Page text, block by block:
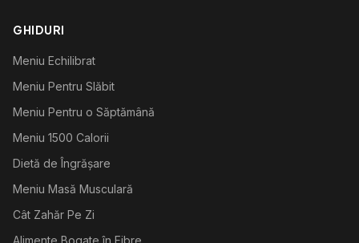
GHIDURI
Meniu Echilibrat
Meniu Pentru Slăbit
Meniu Pentru o Săptămână
Meniu 1500 Calorii
Dietă de Îngrășare
Meniu Masă Musculară
Cât Zahăr Pe Zi
Alimente Bogate în Fibre